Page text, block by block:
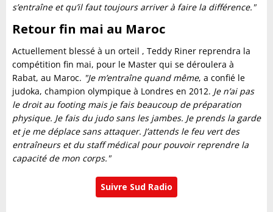
s’entraîne et qu’il faut toujours arriver à faire la différence."
Retour fin mai au Maroc
Actuellement blessé à un orteil , Teddy Riner reprendra la
compétition fin mai, pour le Master qui se déroulera à
Rabat, au Maroc. "Je m’entraîne quand même, a confié le
judoka, champion olympique à Londres en 2012. Je n’ai pas
le droit au footing mais je fais beaucoup de préparation
physique. Je fais du judo sans les jambes. Je prends la garde
et je me déplace sans attaquer. J’attends le feu vert des
entraîneurs et du staff médical pour pouvoir reprendre la
capacité de mon corps."
Suivre Sud Radio